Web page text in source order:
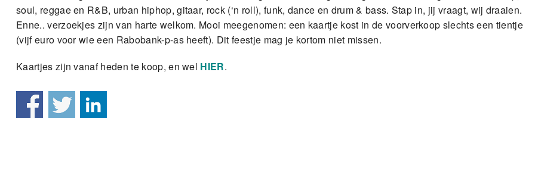
soul, reggae en R&B, urban hiphop, gitaar, rock (‘n roll), funk, dance en drum & bass. Stap in, jij vraagt, wij draaien.
Enne.. verzoekjes zijn van harte welkom. Mooi meegenomen: een kaartje kost in de voorverkoop slechts een tientje
(vijf euro voor wie een Rabobank-p-as heeft). Dit feestje mag je kortom niet missen.
Kaartjes zijn vanaf heden te koop, en wel HIER.